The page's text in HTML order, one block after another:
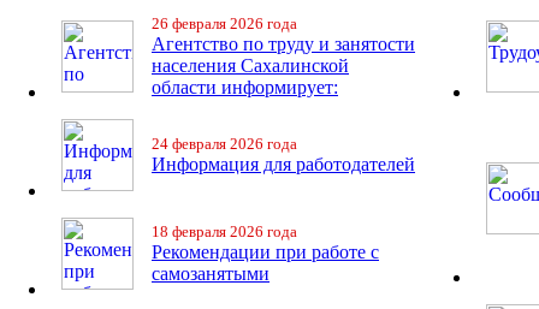
26 февраля 2026 года
Агентство по труду и занятости
населения Сахалинской
области информирует:
24 февраля 2026 года
Информация для работодателей
18 февраля 2026 года
Рекомендации при работе с
самозанятыми